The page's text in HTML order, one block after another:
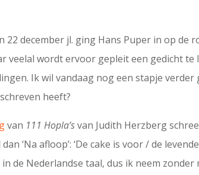
22 december jl. ging Hans Puper in op de
veelal wordt ervoor gepleit een gedicht
Ik wil vandaag nog een stapje
heeft?
van 111 Hopla’svan Judith Herzberg
‘Na afloop’: ‘De cake is voor / de
de Nederlandse taal, dus ik neem